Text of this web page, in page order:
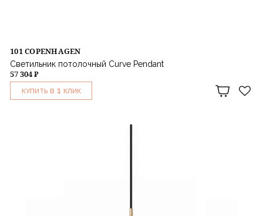
101 COPENHAGEN
Светильник потолочный Curve Pendant
57 304 ₽
КУПИТЬ В 1 КЛИК